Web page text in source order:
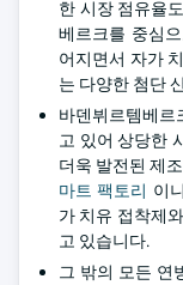
한 시장 점유율
베르크를 중심
어지면서 자가
는 다양한 첨단
바덴뷔르템베르
고 있어 상당한
더욱 발전된 제
마트 팩토리 이
가 치유 접착제
고 있습니다.
그 밖의 모든 연